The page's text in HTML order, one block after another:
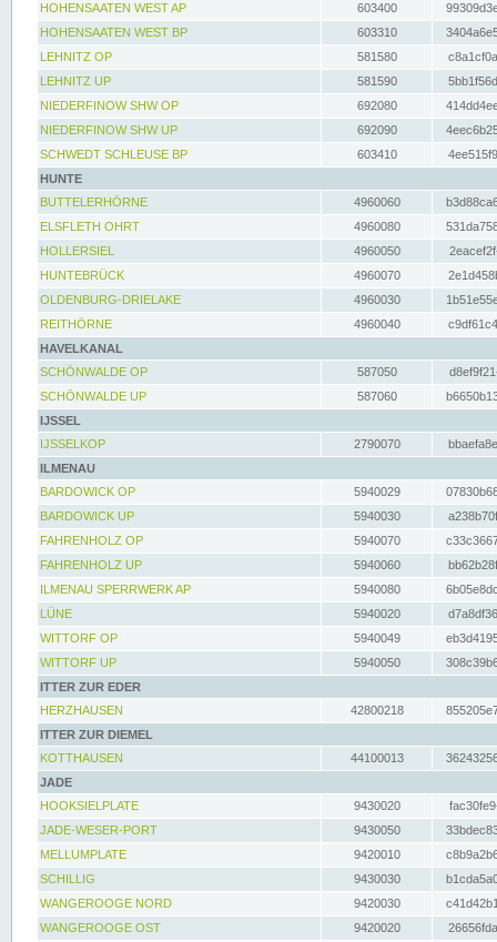
HOHENSAATEN WEST AP
603400
HOHENSAATEN WEST BP
603310
LEHNITZ OP
581580
LEHNITZ UP
581590
NIEDERFINOW SHW OP
692080
NIEDERFINOW SHW UP
692090
SCHWEDT SCHLEUSE BP
603410
HUNTE
BUTTELERHÖRNE
4960060
ELSFLETH OHRT
4960080
HOLLERSIEL
4960050
HUNTEBRÜCK
4960070
OLDENBURG-DRIELAKE
4960030
REITHÖRNE
4960040
HAVELKANAL
SCHÖNWALDE OP
587050
SCHÖNWALDE UP
587060
IJSSEL
IJSSELKOP
2790070
ILMENAU
BARDOWICK OP
5940029
BARDOWICK UP
5940030
FAHRENHOLZ OP
5940070
FAHRENHOLZ UP
5940060
ILMENAU SPERRWERK AP
5940080
LÜNE
5940020
WITTORF OP
5940049
WITTORF UP
5940050
ITTER ZUR EDER
HERZHAUSEN
42800218
ITTER ZUR DIEMEL
KOTTHAUSEN
44100013
JADE
HOOKSIELPLATE
9430020
JADE-WESER-PORT
9430050
MELLUMPLATE
9420010
SCHILLIG
9430030
WANGEROOGE NORD
9420030
WANGEROOGE OST
9420020